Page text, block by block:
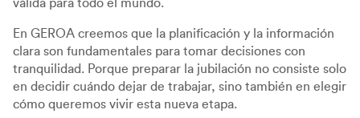
válida para todo el mundo.
En GEROA creemos que la planificación y la información
clara son fundamentales para tomar decisiones con
tranquilidad. Porque preparar la jubilación no consiste solo
en decidir cuándo dejar de trabajar, sino también en elegir
cómo queremos vivir esta nueva etapa.